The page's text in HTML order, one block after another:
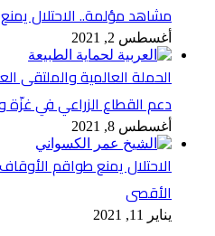
مشاهد مؤلمة.. الاحتلال
أغسطس 2, 2021
الحملة العالمية والملتقى
دعم القطاع الزراعي في
أغسطس 8, 2021
الاحتلال يمنع طواقم
الأقصى
يناير 11, 2021